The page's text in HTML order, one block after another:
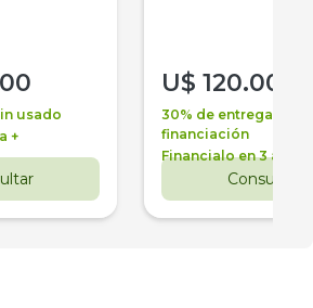
usado
+
U$ 120.000
30% de entrega +
financiación
Financialo en 3 años
Consultar